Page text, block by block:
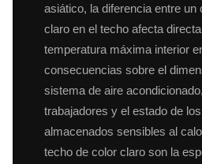
asiático, la diferencia entre un
claro en el techo afecta
temperatura máxima interior
consecuencias sobre el
sistema de aire
trabajadores y el estado de
almacenados sensibles al
techo de color claro son la